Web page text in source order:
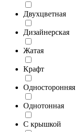
Двухцветная
Дизайнерская
Жатая
Крафт
Односторонняя
Однотонная
С крышкой